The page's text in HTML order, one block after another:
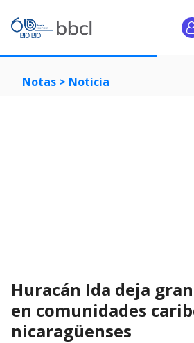
Notas > Noticia
Huracán Ida deja
en comunidades
nicaragüenses